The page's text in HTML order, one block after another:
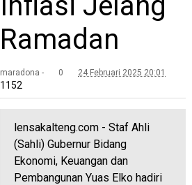
Ramadan
maradona - 0 24 Februari 2025 20:01
1152
lensakalteng.com - Staf Ahli
(Sahli) Gubernur Bidang
Ekonomi, Keuangan dan
Pembangunan Yuas Elko hadiri